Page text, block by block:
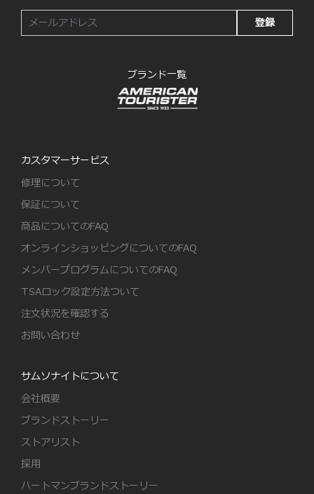
登録
ブランド一覧
カスタマーサービス
修理について
保証について
商品についてのFAQ
オンラインショッピングについてのFAQ
メンバープログラムについてのFAQ
TSAロック設定方法ついて
注文状況を確認する
お問い合わせ
サムソナイトについて
会社概要
ブランドストーリー
ストアリスト
採用
ハートマンブランドストーリー